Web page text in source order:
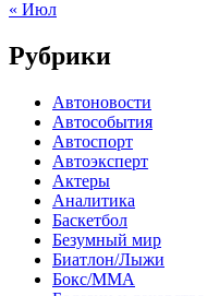
« Июл
Рубрики
Автоновости
Автособытия
Автоспорт
Автоэксперт
Актеры
Аналитика
Баскетбол
Безумный мир
Биатлон/Лыжи
Бокс/MMA